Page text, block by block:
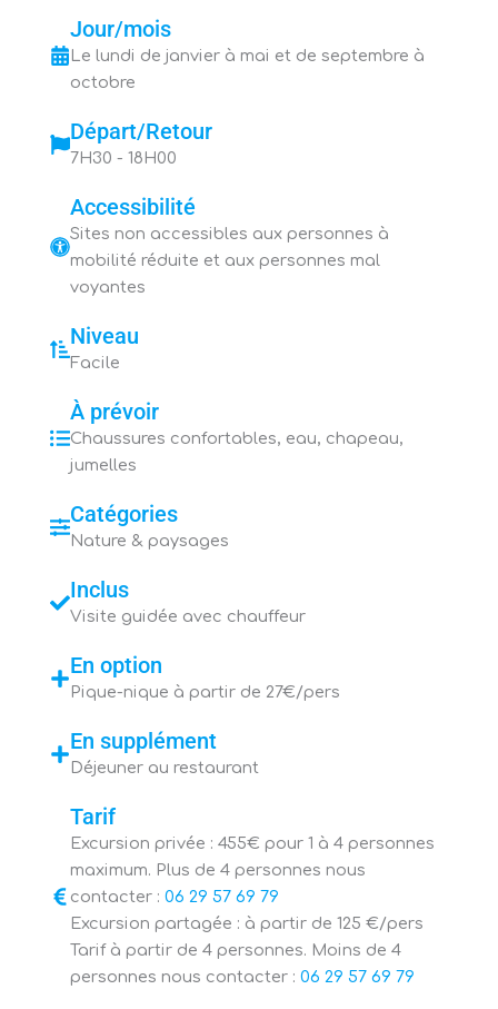
Jour/mois
Le lundi de janvier à mai et de septembre à
octobre
Départ/Retour
7H30 - 18H00
Accessibilité
Sites non accessibles aux personnes à
mobilité réduite et aux personnes mal
voyantes
Niveau
Facile
À prévoir
Chaussures confortables, eau, chapeau,
jumelles
Catégories
Nature & paysages
Inclus
Visite guidée avec chauffeur
En option
Pique-nique à partir de 27€/pers
En supplément
Déjeuner au restaurant
Tarif
Excursion privée : 455€ pour 1 à 4 personnes
maximum. Plus de 4 personnes nous
contacter : 06 29 57 69 79
Excursion partagée : à partir de 125 €/pers
Tarif à partir de 4 personnes. Moins de 4
personnes nous contacter : 06 29 57 69 79